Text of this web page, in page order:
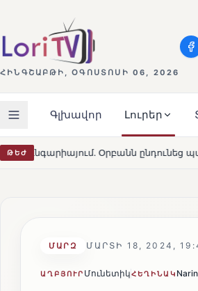
ՀԻՆԳՇԱԲԹԻ, ՕԳՈՍՏՈՍԻ 06, 2026
Գլխավոր Լուրեր
ԹԵԺպարտությունը HOT Մարթա Կոս.
ՄԱՐԶ ՄԱՐՏԻ 18, 2024,
ԱՂԲՅՈՒՐ ՄունետիկՀԵՂԻՆԱԿ